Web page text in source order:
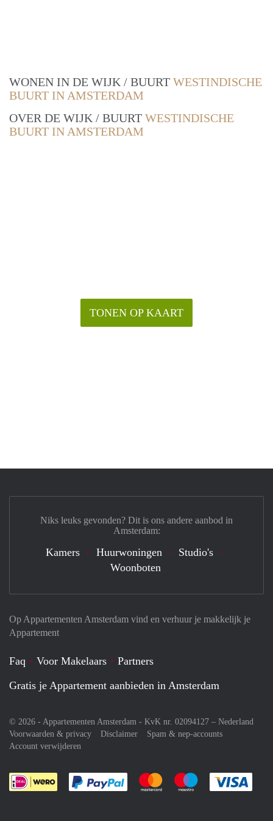
WONEN IN DE WIJK / BUURT WESTINDISCHE
BUURT IN AMSTERDAM
OVER DE WIJK / BUURT WESTINDISCHE
BUURT IN AMSTERDAM
TONEN OP KAART
Op Appartementen Amsterdam vind en verhuur je makkelijk je
Appartement
Faq Voor Makelaars
Partners
Gratis je Appartement aanbieden in Amsterdam
© 2026 - Appartementen Amsterdam - KvK nr. 02094127 – Nederland
Voorwaarden & privacy
Disclaimer
Spam & nep-accounts
Account verwijderen
Je rekent gemakkelijk af met Paypal
Je rekent gemakkelijk af met
Je rekent
Niks leuks gevonden? Dit is ons andere aanbod in
Amsterdam:
Kamers Huurwoningen
Studio's
Woonboten